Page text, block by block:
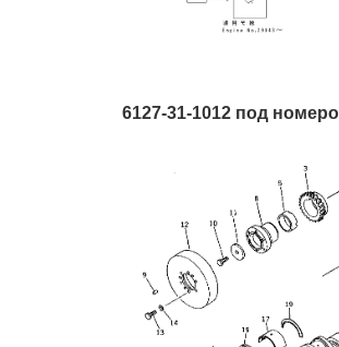
6127-31-1012 под